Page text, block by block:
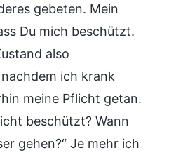
gebeten. Mein
Du mich beschützt.
also
ich krank
meine Pflicht getan.
beschützt? Wann
gehen?“ Je mehr ich